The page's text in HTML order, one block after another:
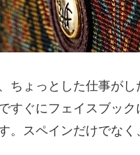
ちょっとした仕事が
すぐにフェイスブッ
。スペインだけでな